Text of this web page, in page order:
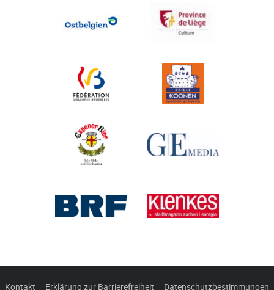
Kontakt Erklärung zur Barrierefreiheit Datenschutzbestimmungen